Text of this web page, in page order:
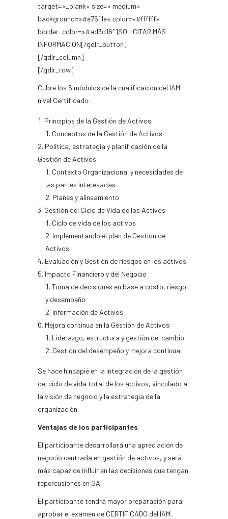
target=»_blank» size=» medium»
background=»#e7511e» color=»#ffffff»
border_color=»#ad3d16″]SOLICITAR MÁS
INFORMACIÓN[/gdlr_button]
[/gdlr_column]
[/gdlr_row]
Cubre los 5 módulos de la cualificación del IAM
nivel Certificado:
Principios de la Gestión de Activos
Conceptos de la Gestión de Activos
Política, estrategia y planificación de la
Gestión de Activos
Contexto Organizacional y necesidades de
las partes interesadas
Planes y alineamiento
Gestión del Ciclo de Vida de los Activos
Ciclo de vida de los activos
Implementando el plan de Gestión de
Activos
Evaluación y Gestión de riesgos en los activos
Impacto Financiero y del Negocio
Toma de decisiones en base a costo, riesgo
y desempeño
Información de Activos
Mejora continua en la Gestión de Activos
Liderazgo, estructura y gestión del cambio
Gestión del desempeño y mejora continua
Se hace hincapié en la integración de la gestión
del ciclo de vida total de los activos, vinculado a
la visión de negocio y la estrategia de la
organización.
Ventajas de los participantes
El participante desarrollará una apreciación de
negocio centrada en gestión de activos, y será
más capaz de influir en las decisiones que tengan
repercusiones en GA.
El participante tendrá mayor preparación para
aprobar el examen de CERTIFICADO del IAM.